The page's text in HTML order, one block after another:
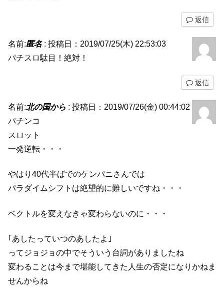
返信
名前:匿名: 投稿日：2019/07/25(木) 22:53:03
パチスロ駄目！絶対！
返信
名前:北の国から : 投稿日：2019/07/26(金) 00:44:02
パチンコ
スロット
一発逆転・・・
やはり40代半ばでのケンパニさんでは
パラダイムシフトは絶望的に難しいですね・・・
ベクトルを変えなきゃ変わらないのに・・・
｢あしたっていつのあしたよ｣
ってジョジョの中でそういう台詞がありましたね
変わることは今まで堪能してきた人生の否定になりかねま
せんからね